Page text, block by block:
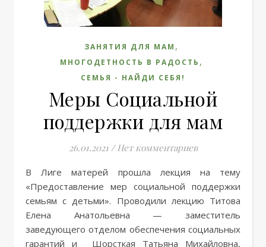
ЗАНЯТИЯ ДЛЯ МАМ ,
МНОГОДЕТНОСТЬ В РАДОСТЬ ,
СЕМЬЯ - НАЙДИ СЕБЯ!
Меры Социальной
поддержки для мам
26.01.2021 / Нет комментариев
В Лиге матерей прошла лекция на тему
«Предоставление мер социальной поддержки
семьям с детьми». Проводили лекцию Титова
Елена Анатольевна — заместитель
заведующего отделом обеспечения социальных
гарантий и Шорсткая Татьяна Михайловна,